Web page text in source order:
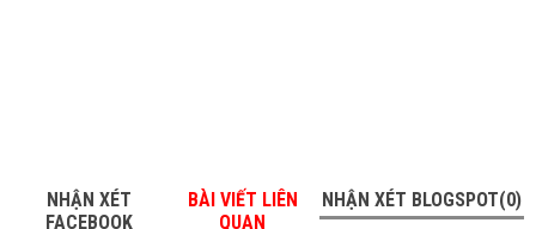
NHẬN XÉT
FACEBOOK
BÀI VIẾT LIÊN
QUAN
NHẬN XÉT BLOGSPOT(0)